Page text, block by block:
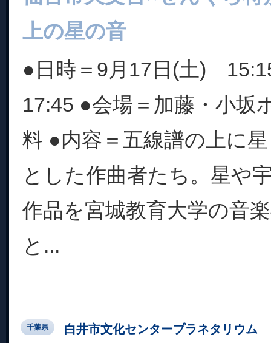
上の星の音
●日時＝9月17日(土)
17:45 ●会場＝加藤・小坂
料 ●内容＝五線譜の上に
とした作曲者たち。星や
作品を宮城教育大学の音
と...
千葉県 白井市文化センタープラネタリウム